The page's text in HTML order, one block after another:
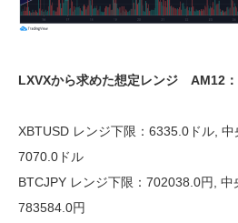
LXVXから求めた想定レンジ AM12
XBTUSD レンジ下限：6335.0ドル, 中
7070.0ドル
BTCJPY レンジ下限：702038.0円, 中
783584.0円